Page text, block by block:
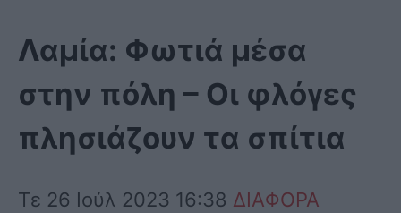
Λαμία: Φωτιά μέσα
στην πόλη – Οι φλόγες
πλησιάζουν τα σπίτια
Τε 26 Ιούλ 2023 16:38 ΔΙΑΦΟΡΑ